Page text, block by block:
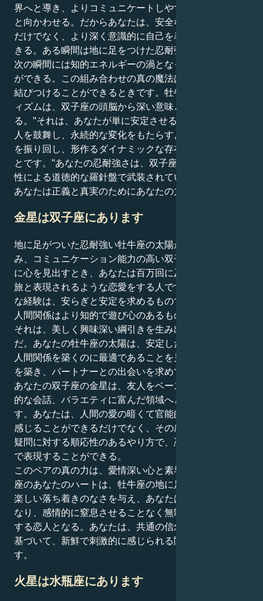
界へと導き、よりコミュニケートしやすい真実の探求へ
と向かわせる。だからあなたは、安全な人生を創造する
だけでなく、より深く意識的に自己を表現することがで
きる。ある瞬間は地に足をつけた忍耐強い存在となり、
次の瞬間には知的エネルギーの渦となって飛び回ること
ができる。この組み合わせの真の魔法は、ハートと頭を
結びつけることができるときです。牡牛座のプラグマテ
ィズムは、双子座の頭脳から深い意味と目的を得
る。"それは、あなたが単に安定させる力ではなく、他
人を鼓舞し、永続的な変化をもたらすような方法で言葉
を振り回し、形作るダイナミックな存在であるというこ
とです。"あなたの忍耐強さは、双子座の精神的な敏捷
性による道徳的な羅針盤で武装されています - そして、
あなたは正義と真実のためにあなたの力を強化します。
金星は双子座にあります
地に足がついた忍耐強い牡牛座の太陽が、ウィットに富
み、コミュニケーション能力の高い双子座の金星の世界
に心を見出すとき、あなたは百万回に及ぶ会話の知的な
旅と表現されるような恋愛をする人です。あなたの外的
な経験は、安らぎと安定を求めるものであり、あなたの
人間関係はより知的で遊び心のあるものです。
それは、美しく興味深い綱引きを生み出すダイナミズム
だ。あなたの牡牛座の太陽は、安定した基盤が成功する
人間関係を築くのに最適であることを見て、安全な生活
を築き、パートナーとの出会いを求めている。しかし、
あなたの双子座の金星は、友人をベースにした愛、刺激
的な会話、バラエティに富んだ領域へとあなたを導きま
す。あなたは、人間の愛の暗くて官能的な隅々まで深く
感じることができるだけでなく、その感覚を、あなたの
疑問に対する順応性のあるやり方で、憑依的でない方法
で表現することができる。
このペアの真の力は、愛情深い心と素早い頭脳だ。双子
座のあなたのハートは、牡牛座の地に足の着いた性格に
楽しい落ち着きのなさを与え、あなたは弱者の擁護者と
なり、感情的に窒息させることなく無制限の理解を提供
する恋人となる。あなたは、共通の信念と深い忠誠心に
基づいて、新鮮で刺激的に感じられる関係に惹かれま
す。
火星は水瓶座にあります